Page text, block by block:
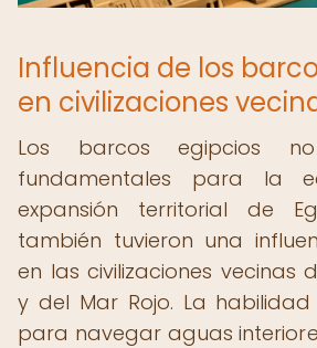
Influencia de los
en civilizaciones
Los barcos egipcios
fundamentales para la
expansión territorial de
también tuvieron una
en las civilizaciones vecinas
y del Mar Rojo. La
para navegar aguas